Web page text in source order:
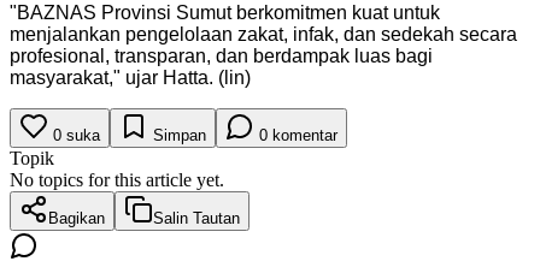
"BAZNAS Provinsi Sumut berkomitmen kuat untuk
menjalankan pengelolaan zakat, infak, dan sedekah secara
profesional, transparan, dan berdampak luas bagi
masyarakat," ujar Hatta. (lin)
0 suka Simpan 0 komentar
Topik
No topics for this article yet.
Bagikan Salin Tautan